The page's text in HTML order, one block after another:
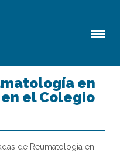
en
el Colegio
de Reumatología en